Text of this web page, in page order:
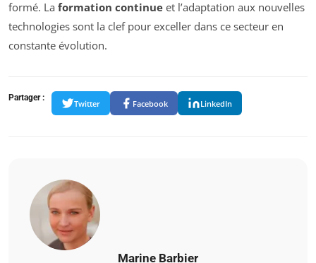
formé. La formation continue et l’adaptation aux nouvelles
technologies sont la clef pour exceller dans ce secteur en
constante évolution.
Partager :
Twitter Facebook LinkedIn
Marine Barbier